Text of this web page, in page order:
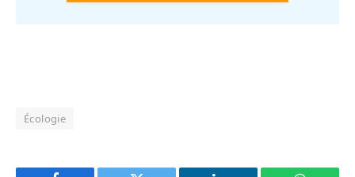
Écologie